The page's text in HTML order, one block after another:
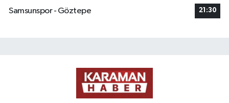
Samsunspor - Göztepe
21:30